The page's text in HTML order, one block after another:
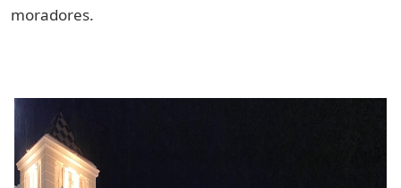
moradores.